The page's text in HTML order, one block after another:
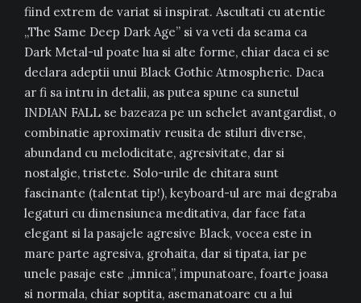
fiind extrem de variat si inspirat. Ascultati cu atentie
„The Same Deep Dark Age” si va veti da seama ca
Dark Metal-ul poate lua si alte forme, chiar daca ei se
declara adeptii unui Black Gothic Atmospheric. Daca
ar fi sa intru in detalii, as putea spune ca sunetul
INDIAN FALL se bazeaza pe un schelet avantgardist, o
combinatie aproximativ reusita de stiluri diverse,
abundand cu melodicitate, agresivitate, dar si
nostalgie, tristete. Solo-urile de chitara sunt
fascinante (talentat tip!), keyboard-ul are mai degraba
legaturi cu dimensiunea meditativa, dar face fata
elegant si la pasajele agresive Black, vocea este in
mare parte agresiva, grohaita, dar si tipata, iar pe
unele pasaje este „imnica”, impunatoare, foarte joasa
si normala, chiar soptita, asemanatoare cu a lui